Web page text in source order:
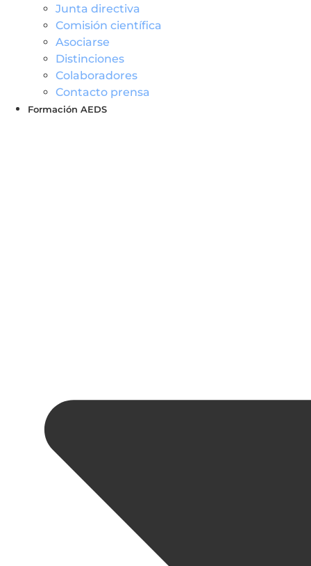
Junta directiva
Comisión científica
Asociarse
Distinciones
Colaboradores
Contacto prensa
Formación AEDS